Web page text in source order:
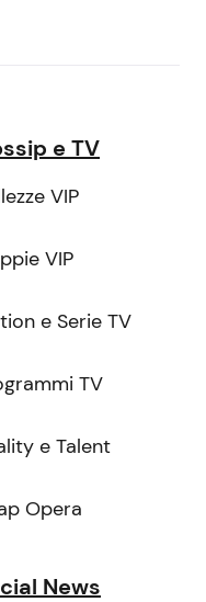
e TV
VIP
VIP
e Serie TV
TV
e Talent
Opera
News